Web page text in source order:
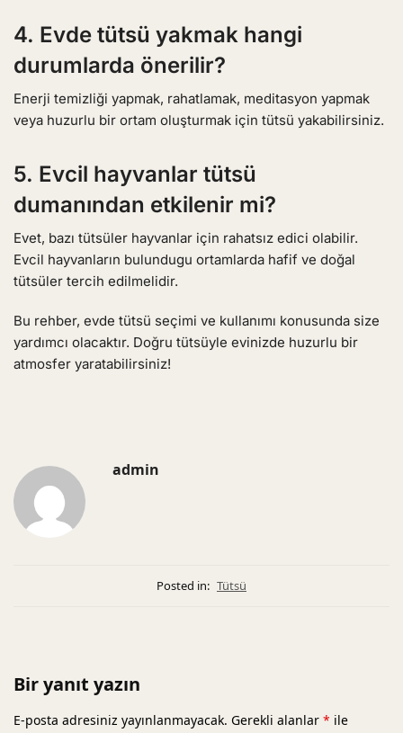
4. Evde tütsü yakmak hangi
durumlarda önerilir?
Enerji temizliği yapmak, rahatlamak, meditasyon yapmak
veya huzurlu bir ortam oluşturmak için tütsü yakabilirsiniz.
5. Evcil hayvanlar tütsü
dumanından etkilenir mi?
Evet, bazı tütsüler hayvanlar için rahatsız edici olabilir.
Evcil hayvanların bulundugu ortamlarda hafif ve doğal
tütsüler tercih edilmelidir.
Bu rehber, evde tütsü seçimi ve kullanımı konusunda size
yardımcı olacaktır. Doğru tütsüyle evinizde huzurlu bir
atmosfer yaratabilirsiniz!
admin
Posted in: Tütsü
Bir yanıt yazın
E-posta adresiniz yayınlanmayacak. Gerekli alanlar * ile